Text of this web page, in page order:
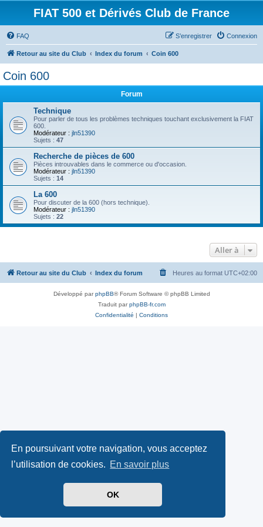
En poursuivant votre navigation, vous acceptez
l’utilisation de cookies. En savoir plus
OK
FIAT 500 et Dérivés Club de France
FAQ Connexion
S’enregistrer
Retour au site du Club Index du forum Coin 600
Coin 600
Forum
Technique
Pour parler de tous les problèmes techniques touchant exclusivement la FIAT
600.
Modérateur : jln51390
Sujets : 47
Recherche de pièces de 600
Pièces introuvables dans le commerce ou d'occasion.
Modérateur : jln51390
Sujets : 14
La 600
Pour discuter de la 600 (hors technique).
Modérateur : jln51390
Sujets : 22
Aller à
Retour au site du Club Index du forum Heures au format UTC+02:00
Développé parphpBB® Forum Software © phpBB Limited
Traduit parphpBB-fr.com
Confidentialité | Conditions